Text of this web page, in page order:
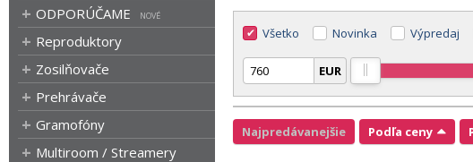
ODPORÚČAME
Reproduktory
Zosilňovače
Prehrávače
Gramofóny
Multiroom / Streamery
Všetko Novinka Výpredaj
EUR
Najpredávanejšie Podľa ceny